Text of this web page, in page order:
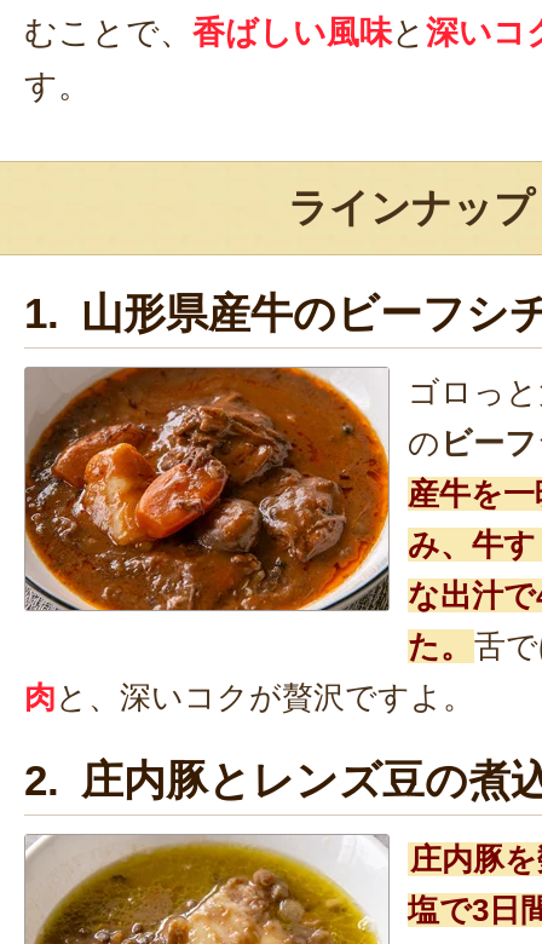
むことで、 香ばしい風味と 深いコ
す。
ラインナップ
1. 山形県産牛のビーフシ
ゴロっ
の ビー
産牛を
み、牛
な出汁
た。 舌
肉と、深いコクが贅沢ですよ。
2. 庄内豚とレンズ豆の煮
庄内豚
塩で3日